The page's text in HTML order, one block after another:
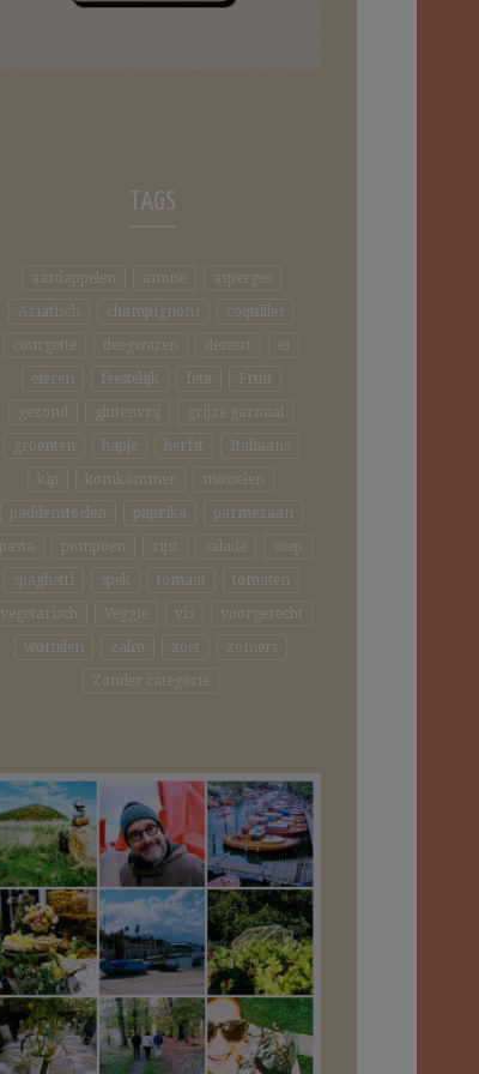
TAGS
aardappelen amuse
asperges
Aziatisch
champignons
coquilles
courgette
deegwaren dessert
ei
eieren
feestelijk feta
Fruit
gezond
glutenvrij
grijze garnaal
groenten
hapje herfst
Italiaans
kip
komkommer
mosselen
paddenstoelen
paprika
parmezaan
pasta
pompoen rijst salade
soep
spaghetti
spek tomaat
tomaten
vegetarisch
Veggie vis
voorgerecht
wortelen
zalm zoet
zomers
Zonder categorie